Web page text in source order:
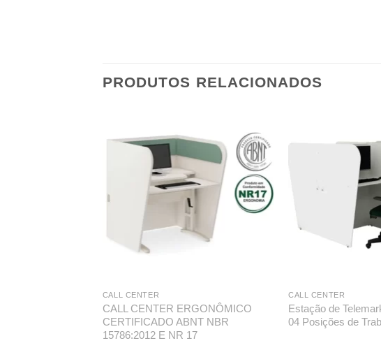
PRODUTOS RELACIONADOS
CALL CENTER
CALL CENTER ERGONÔMICO
CERTIFICADO ABNT NBR
15786:2012 E NR 17
CALL CENTER
Estação de
04 Posições de